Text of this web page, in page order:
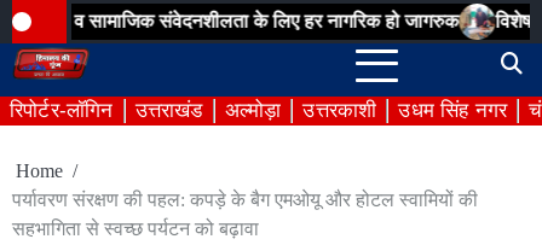
Skip
to
content
सामाजिक संवेदनशीलता के लिए हर नागरिक हो जागरुक विशेष गहन
रिपोर्टर-लॉगिन उत्तराखंड अल्मोड़ा उत्तरकाशी उधम सिंह नगर
Home
पर्यावरण संरक्षण की पहल: कपड़े के बैग एमओयू और होटल स्वामियों की
सहभागिता से स्वच्छ पर्यटन को बढ़ावा